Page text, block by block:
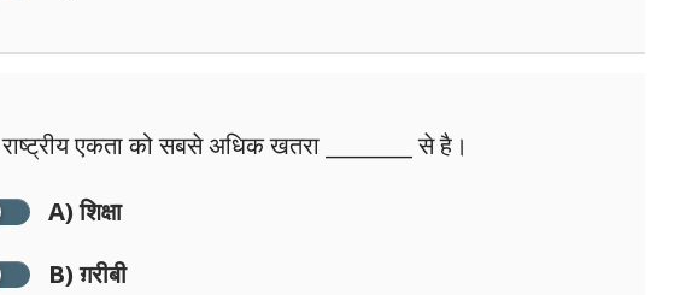
राष्ट्रीय एकता को सबसे अधिक खतरा ________ से है।
A) शिक्षा
B) ग़रीबी